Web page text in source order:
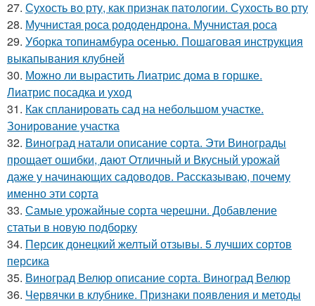
27. Сухость во рту, как признак патологии. Сухость во рту
28. Мучнистая роса рододендрона. Мучнистая роса
29. Уборка топинамбура осенью. Пошаговая инструкция
выкапывания клубней
30. Можно ли вырастить Лиатрис дома в горшке.
Лиатрис посадка и уход
31. Как спланировать сад на небольшом участке.
Зонирование участка
32. Виноград натали описание сорта. Эти Винограды
прощает ошибки, дают Отличный и Вкусный урожай
даже у начинающих садоводов. Рассказываю, почему
именно эти сорта
33. Самые урожайные сорта черешни. Добавление
статьи в новую подборку
34. Персик донецкий желтый отзывы. 5 лучших сортов
персика
35. Виноград Велюр описание сорта. Виноград Велюр
36. Червячки в клубнике. Признаки появления и методы